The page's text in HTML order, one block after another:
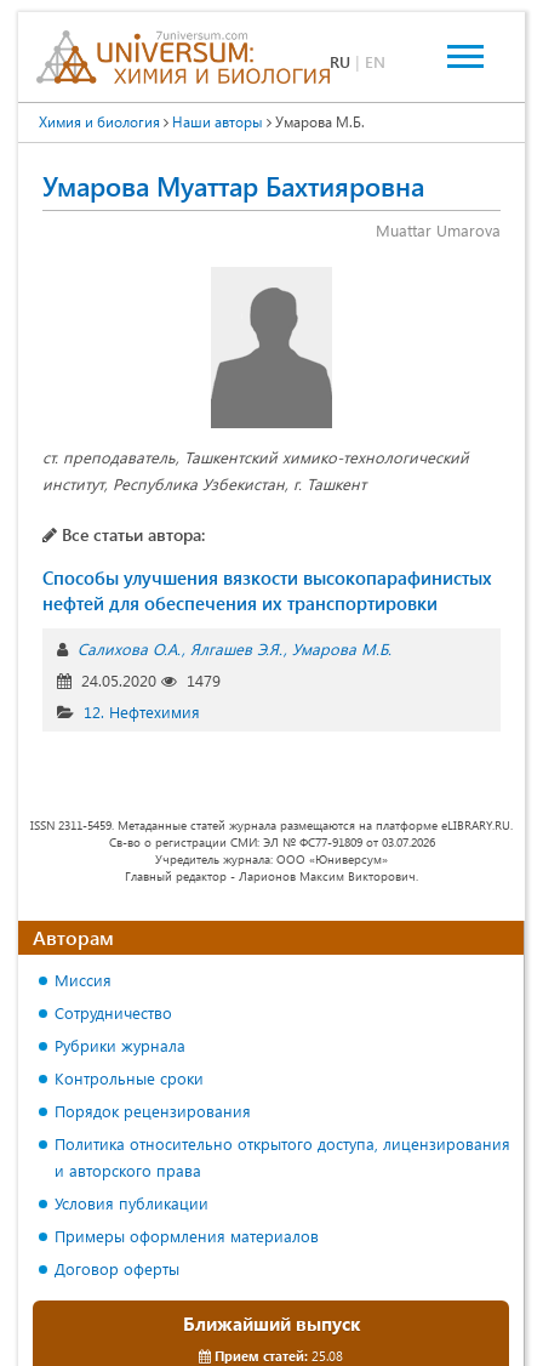
RU | EN
Химия и биология Наши авторы Умарова М.Б.
Умарова Муаттар Бахтияровна
Muattar Umarova
ст. преподаватель, Ташкентский химико-технологический
институт, Республика Узбекистан, г. Ташкент
Все статьи автора:
Способы улучшения вязкости высокопарафинистых
нефтей для обеспечения их транспортировки
Салихова О.А. Ялгашев Э.Я.
Умарова М.Б.
24.05.2020
1479
12. Нефтехимия
ISSN 2311-5459. Метаданные статей журнала размещаются на платформе eLIBRARY.RU.
Св-во о регистрации СМИ: ЭЛ № ФС77-91809 от 03.07.2026
Учредитель журнала: ООО «Юниверсум»
Главный редактор - Ларионов Максим Викторович.
Авторам
Миссия
Сотрудничество
Рубрики журнала
Контрольные сроки
Порядок рецензирования
Политика относительно открытого доступа, лицензирования
и авторского права
Условия публикации
Примеры оформления материалов
Договор оферты
Ближайший выпуск
Прием статей: 25.08